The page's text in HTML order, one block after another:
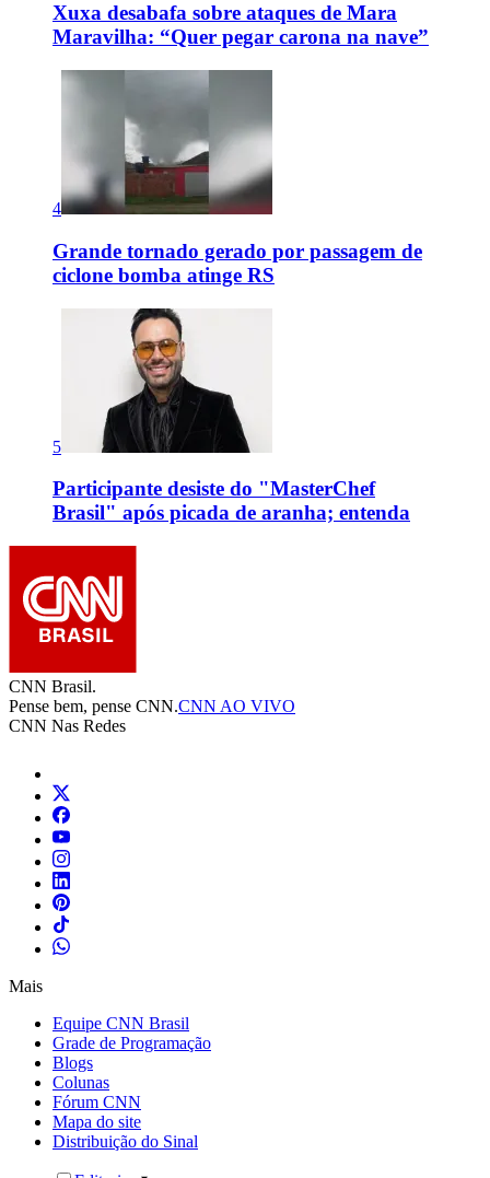
Xuxa desabafa sobre ataques de Mara
Maravilha: “Quer pegar carona na nave”
4
Grande tornado gerado por passagem de
ciclone bomba atinge RS
5
Participante desiste do "MasterChef
Brasil" após picada de aranha; entenda
CNN Brasil.
Pense bem, pense CNN.CNN AO VIVO
CNN Nas Redes
Mais
Equipe CNN Brasil
Grade de Programação
Blogs
Colunas
Fórum CNN
Mapa do site
Distribuição do Sinal